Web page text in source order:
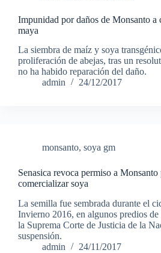
Impunidad por daños de Monsanto a
maya
La siembra de maíz y soya
proliferación de abejas, tras un
no ha habido reparación del daño.
admin
24/12/2017
monsanto, soya gm
Senasica revoca permiso a Monsanto
comercializar soya
La semilla fue sembrada durante el
Invierno 2016, en algunos predios de
la Suprema Corte de Justicia de la
suspensión.
admin
24/11/2017